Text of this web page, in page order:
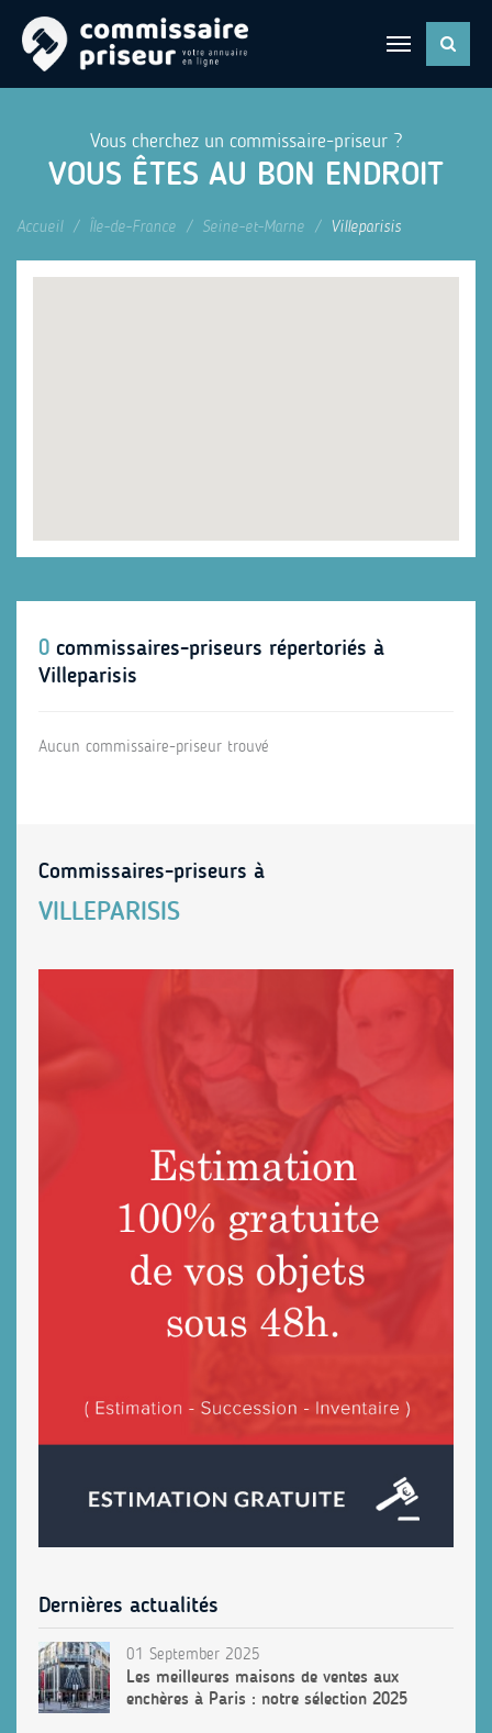
Vous cherchez un commissaire-priseur ?
VOUS ÊTES AU BON ENDROIT
Accueil Île-de-France Seine-et-Marne Villeparisis
0 commissaires-priseurs répertoriés à
Villeparisis
Aucun commissaire-priseur trouvé
Commissaires-priseurs à
VILLEPARISIS
Dernières actualités
01 September 2025
Les meilleures maisons de ventes aux
enchères à Paris : notre sélection 2025